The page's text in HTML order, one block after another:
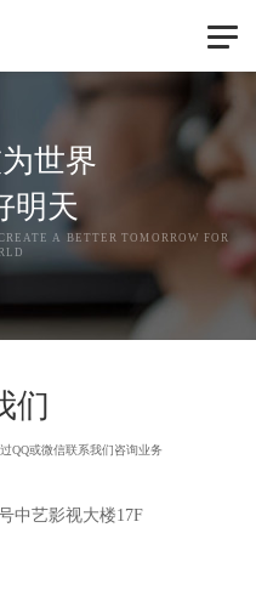
切
换
航
世界
明天
A BETTER TOMORROW FOR
们
QQ或微信联系我们咨询业务
中艺影视大楼17F